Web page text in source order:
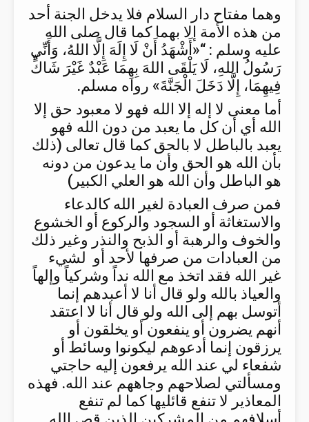
وهما مفتاح دار السلام فلا يدخل الجنة أحد
من هذه الأمة إلا بهما كما قال صلى الله
عليه وسلم : “«أَشْهَدُ أَنْ لَا إِلَهَ إِلَّا اللهُ، وَأَنِّي
رَسُولُ اللهِ، لَا يَلْقَى اللهَ بِهِمَا عَبْدٌ غَيْرَ شَاكٍّ
فِيهِمَا، إِلَّا دَخَلَ الْجَنَّةَ» رواه مسلم.
أما معنى لا إله إلا الله فهو لا معبود حق إلا
الله أي أن كل ما يعبد من دون الله فهو
يعبد بالباطل لا بالحق كما قال تعالى (ذلك
بأن الله هو الحق وأن ما يدعون من دونه
هو الباطل وأن الله هو العلي الكبير)
فمن صرف العبادة لغير الله كالدعاء
والاستغاثة أو السجود والركوع أو الخشوع
والخوف والرهبة أو الذبح والنذر وغير ذلك
من العبادات من صرفها لأحد أو لشيء
غير الله فقد اتخذ مع الله نداً وشركياً وإلهاً
والعياذ بالله ولو قال أنا لا أعبدهم إنما
أتوسل بهم إلى الله ولو قال أنا لا اعتقد
أنهم يضرون أو ينفعون أو يخلقون أو
يرزقون إنما أدعوهم ليكونوا وسائط أو
شفعاء لي عند الله يرفعون إليه حاجتي
ومسألتي لصلاحهم وجاههم عند الله. فهذه
المعاذير لا تنفع قائليها كما لم تنفع